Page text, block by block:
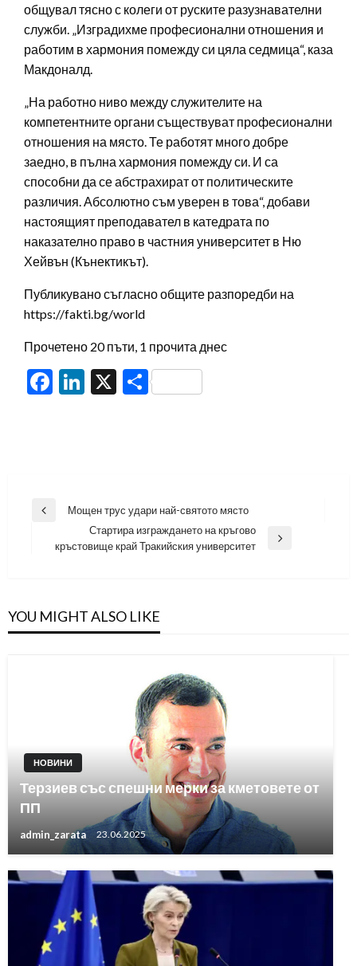
общувал тясно с колеги от руските разузнавателни
служби. „Изградихме професионални отношения и
работим в хармония помежду си цяла седмица“, каза
Макдоналд.
„На работно ниво между служителите на
компетентните органи съществуват професионални
отношения на място. Те работят много добре
заедно, в пълна хармония помежду си. И са
способни да се абстрахират от политическите
различия. Абсолютно съм уверен в това“, добави
настоящият преподавател в катедрата по
наказателно право в частния университет в Ню
Хейвън (Кънектикът).
Публикувано съгласно общите разпоредби на
https://fakti.bg/world
Прочетено 20 пъти, 1 прочита днес
Facebook
LinkedIn
X Share
Навигация
Previous
Мощен трус удари най-святото място
Next
Стартира изграждането на кръгово
кръстовище край Тракийския университет
YOU MIGHT ALSO LIKE
НОВИНИ
Терзиев със спешни мерки за кметовете от
ПП
admin_zarata 23.06.2025